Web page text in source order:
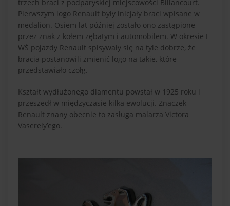
trzech braci z podparyskiej miejscowości Billancourt.
Pierwszym logo Renault były inicjały braci wpisane w
medalion. Osiem lat później zostało ono zastąpione
przez znak z kołem zębatym i automobilem. W okresie I
WŚ pojazdy Renault spisywały się na tyle dobrze, że
bracia postanowili zmienić logo na takie, które
przedstawiało czołg.
Kształt wydłużonego diamentu powstał w 1925 roku i
przeszedł w międzyczasie kilka ewolucji. Znaczek
Renault znany obecnie to zasługa malarza Victora
Vaserely’ego.